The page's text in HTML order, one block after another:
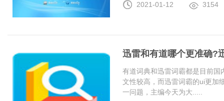
2021-01-12
3154
迅雷和有道哪个更准确?
有道词典和迅雷词霸都是目前
文性较高，而迅雷词霸的ui更加
一问题，主编今天为大.....